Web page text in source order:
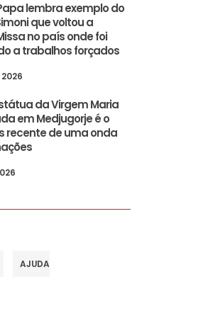
lembra exemplo do
que voltou a
no país onde foi
a trabalhos forçados
da Virgem Maria
em Medjugorje é o
recente de uma onda
AJUDA